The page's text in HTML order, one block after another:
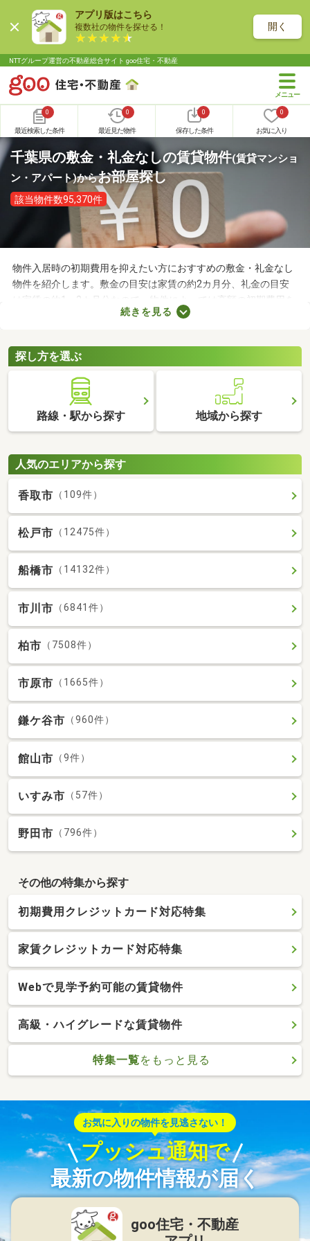
アプリ版はこちら
複数社の物件を探せる！ 開く
NTTグループ運営の不動産総合サイト goo住宅・不動産
0
最近検索した条件
0
最近見た物件
0
保存した条件
0
お気に入り
千葉県の敷金・礼金なしの賃貸物件(賃貸マンショ
ン・アパート)からお部屋探し
該当物件数95,370件
物件入居時の初期費用を抑えたい方におすすめの敷金・礼金なし
物件を紹介します。敷金の目安は家賃の約2カ月分、礼金の目安
は家賃の約1～2カ月分なので、物件によっては高額の初期費用を
用意しなければなりません。新生活に必要な家具や家電、インテ
部屋を見つけましょう。
続きを見る
探し方を選ぶ
路線・駅から探す 地域から探す
人気のエリアから探す
香取市 （109件）
松戸市 （12475件）
船橋市 （14132件）
市川市 （6841件）
柏市 （7508件）
市原市 （1665件）
鎌ケ谷市 （960件）
館山市 （9件）
いすみ市 （57件）
野田市 （796件）
その他の特集から探す
初期費用クレジットカード対応特集
家賃クレジットカード対応特集
Webで見学予約可能の賃貸物件
高級・ハイグレードな賃貸物件
特集一覧をもっと見る
お気に入りの物件を見逃さない！
プッシュ通知で
最新の物件情報が届く
goo住宅・不動産